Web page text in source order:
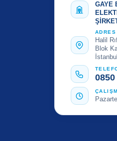
GAYE
ADRES
Halil
Blok
İstanbul
0850